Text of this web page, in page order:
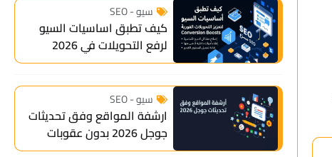
سيو - SEO
كيف تطبق اساسيات السيو
لرفع التحويلات في 2026
سيو - SEO
ارشفة المواقع وفق تحديثات
جوجل 2026 بدون عقوبات